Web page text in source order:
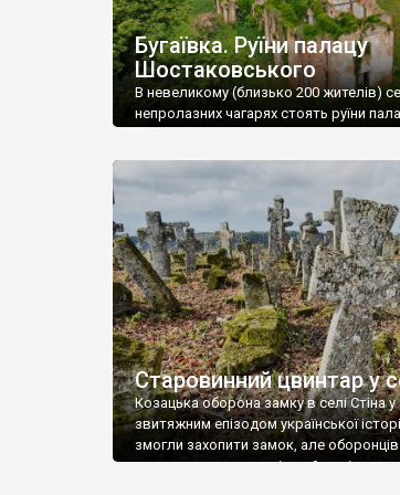
Бугаївка. Руїни палацу
Шостаковського
В невеликому (близько 200 жителів)
непролазних чагарях стоять руїни
потім клуб, ще пізніше – гуртожиток.
століття тут розмістили
палацу виїхала лікарня – ми точно не
Старовинний цвинтар у
Козацька оборона замку в селі Стіна
звитяжним епізодом української
змогли захопити замок, але
поховали на цвинтарі, який тоді